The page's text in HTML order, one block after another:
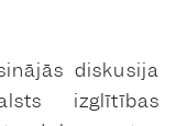
diskusija
izglītības